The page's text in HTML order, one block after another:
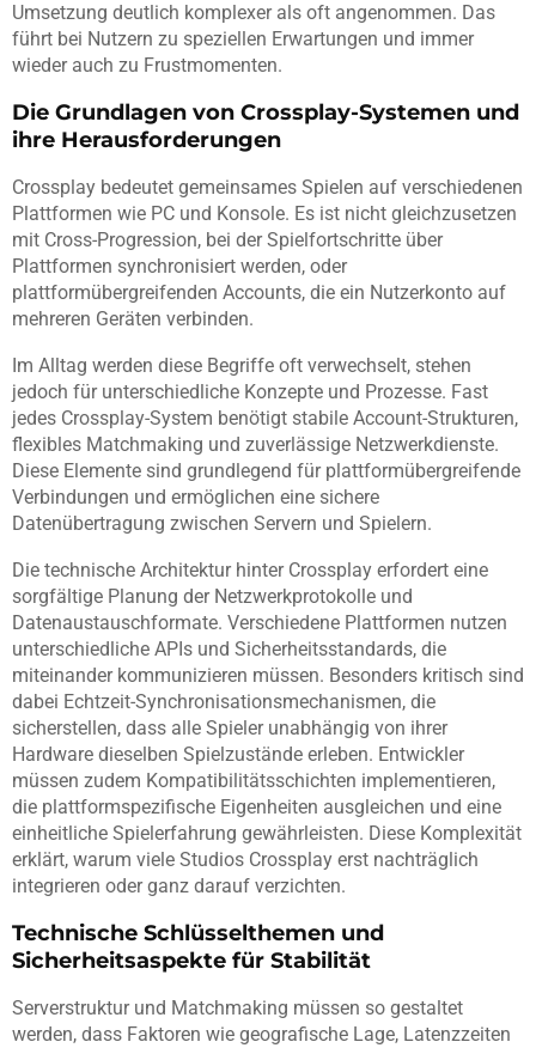
Umsetzung deutlich komplexer als oft angenommen. Das
führt bei Nutzern zu speziellen Erwartungen und immer
wieder auch zu Frustmomenten.
Die Grundlagen von Crossplay-Systemen und
ihre Herausforderungen
Crossplay bedeutet gemeinsames Spielen auf verschiedenen
Plattformen wie PC und Konsole. Es ist nicht gleichzusetzen
mit Cross-Progression, bei der Spielfortschritte über
Plattformen synchronisiert werden, oder
plattformübergreifenden Accounts, die ein Nutzerkonto auf
mehreren Geräten verbinden.
Im Alltag werden diese Begriffe oft verwechselt, stehen
jedoch für unterschiedliche Konzepte und Prozesse. Fast
jedes Crossplay-System benötigt stabile Account-Strukturen,
flexibles Matchmaking und zuverlässige Netzwerkdienste.
Diese Elemente sind grundlegend für plattformübergreifende
Verbindungen und ermöglichen eine sichere
Datenübertragung zwischen Servern und Spielern.
Die technische Architektur hinter Crossplay erfordert eine
sorgfältige Planung der Netzwerkprotokolle und
Datenaustauschformate. Verschiedene Plattformen nutzen
unterschiedliche APIs und Sicherheitsstandards, die
miteinander kommunizieren müssen. Besonders kritisch sind
dabei Echtzeit-Synchronisationsmechanismen, die
sicherstellen, dass alle Spieler unabhängig von ihrer
Hardware dieselben Spielzustände erleben. Entwickler
müssen zudem Kompatibilitätsschichten implementieren,
die plattformspezifische Eigenheiten ausgleichen und eine
einheitliche Spielerfahrung gewährleisten. Diese Komplexität
erklärt, warum viele Studios Crossplay erst nachträglich
integrieren oder ganz darauf verzichten.
Technische Schlüsselthemen und
Sicherheitsaspekte für Stabilität
Serverstruktur und Matchmaking müssen so gestaltet
werden, dass Faktoren wie geografische Lage, Latenzzeiten